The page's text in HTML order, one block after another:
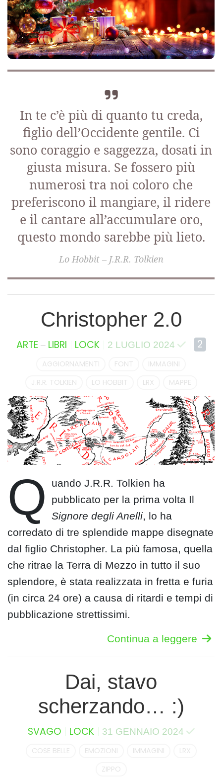
In te c’è più di quanto tu creda,
figlio dell’Occidente gentile. Ci
sono coraggio e saggezza, dosati in
giusta misura. Se fossero più
numerosi tra noi coloro che
preferiscono il mangiare, il ridere
e il cantare all’accumulare oro,
questo mondo sarebbe più lieto.
Lo Hobbit – J.R.R. Tolkien
Christopher 2.0
ARTE– LIBRI LOCK 2 LUGLIO 2024 2
AGGIORNAMENTI FONT
IMMAGINI
J.R.R. TOLKIEN
LO HOBBIT LRX MAPPE
Q
uando J.R.R. Tolkien ha
pubblicato per la prima volta Il
Signore degli Anelli, lo ha
corredato di tre splendide mappe disegnate
dal figlio Christopher. La più famosa, quella
che ritrae la Terra di Mezzo in tutto il suo
splendore, è stata realizzata in fretta e furia
(in circa 24 ore) a causa di ritardi e tempi di
pubblicazione strettissimi.
Continua a leggere
Dai, stavo
scherzando… :)
SVAGO LOCK 31 GENNAIO 2024
COSE BELLE EMOZIONI IMMAGINI
LRX
ZIPPO